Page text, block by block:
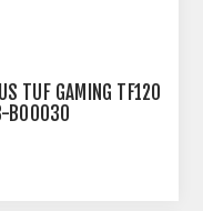
TUF GAMING TF120
B00030